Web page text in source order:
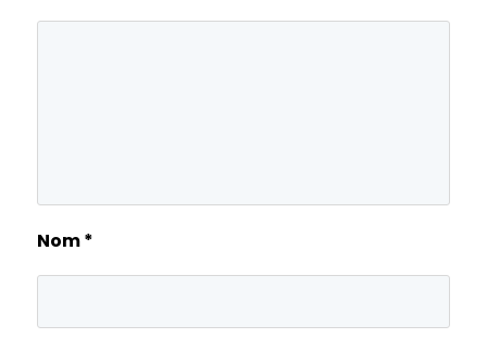
Nom*